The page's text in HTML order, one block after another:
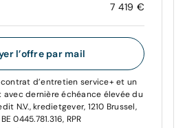
7 419 €
l’offre par mail
d’entretien service+ et un
dernière échéance élevée du
N.V., kredietgever, 1210 Brussel,
0445.781.316, RPR